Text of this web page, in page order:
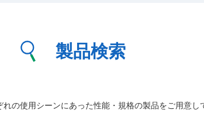
製品検索
れの使用シーンにあった性能・規格の製品をご用意し